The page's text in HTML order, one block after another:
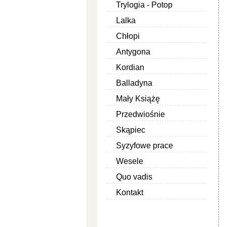
Trylogia - Potop
Lalka
Chłopi
Antygona
Kordian
Balladyna
Mały Książę
Przedwiośnie
Skąpiec
Syzyfowe prace
Wesele
Quo vadis
Kontakt